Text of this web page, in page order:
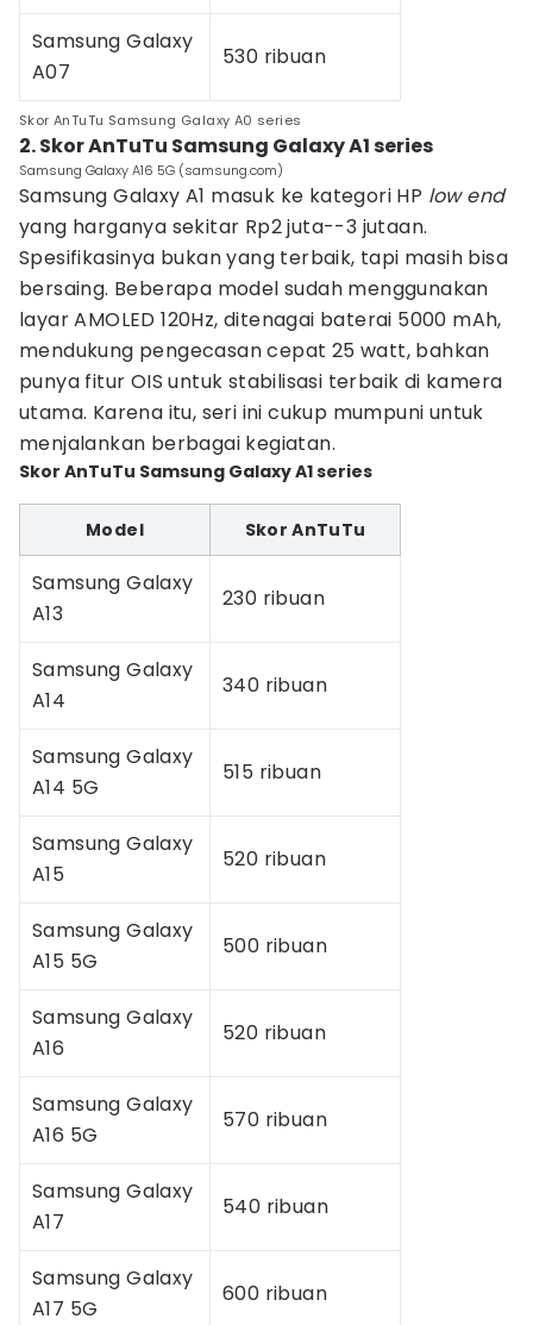
Skor AnTuTu Samsung Galaxy A0 series
Samsung Galaxy
A07
530 ribuan
2. Skor AnTuTu Samsung Galaxy A1 series
Samsung Galaxy A16 5G (samsung.com)
Samsung Galaxy A1 masuk ke kategori HP low end
yang harganya sekitar Rp2 juta--3 jutaan.
Spesifikasinya bukan yang terbaik, tapi masih bisa
bersaing. Beberapa model sudah menggunakan
layar AMOLED 120Hz, ditenagai baterai 5000 mAh,
mendukung pengecasan cepat 25 watt, bahkan
punya fitur OIS untuk stabilisasi terbaik di kamera
utama. Karena itu, seri ini cukup mumpuni untuk
menjalankan berbagai kegiatan.
Skor AnTuTu Samsung Galaxy A1 series
Model Skor AnTuTu
Samsung Galaxy
A13
230 ribuan
Samsung Galaxy
A14
340 ribuan
Samsung Galaxy
A14 5G
515 ribuan
Samsung Galaxy
A15
520 ribuan
Samsung Galaxy
A15 5G
500 ribuan
Samsung Galaxy
A16
520 ribuan
Samsung Galaxy
A16 5G
570 ribuan
Samsung Galaxy
A17
540 ribuan
Samsung Galaxy
A17 5G
600 ribuan